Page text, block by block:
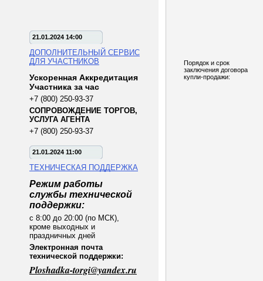
21.01.2024 14:00
ДОПОЛНИТЕЛЬНЫЙ СЕРВИС
ДЛЯ УЧАСТНИКОВ
Ускоренная Аккредитация
Участника за час
+7 (800) 250-93-37
СОПРОВОЖДЕНИЕ ТОРГОВ,
УСЛУГА АГЕНТА
+7 (800) 250-93-37
21.01.2024 11:00
ТЕХНИЧЕСКАЯ ПОДДЕРЖКА
Режим работы
службы технической
поддержки:
с 8:00 до 20:00 (по МСК),
кроме выходных и
праздничных дней
Электронная почта
технической поддержки:
Ploshadka-torgi@yandex.ru
Порядок и срок
заключения договора
купли-продажи: